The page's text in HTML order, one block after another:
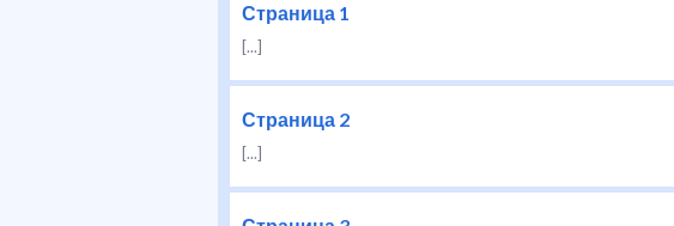
Страница 1
[...]
Страница 2
[...]